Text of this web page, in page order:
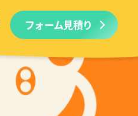
引越しゴミ回収 ゴミ屋敷
フォーム見積り